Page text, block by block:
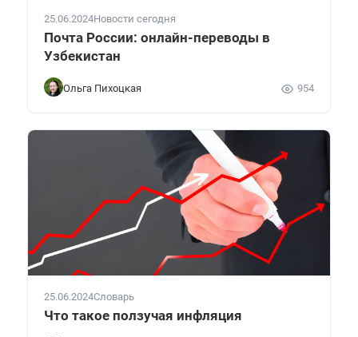
25.06.2024Новости сегодня
Почта России: онлайн-переводы в
Узбекистан
Ольга Пихоцкая 954
25.06.2024Словарь
Что такое ползучая инфляция